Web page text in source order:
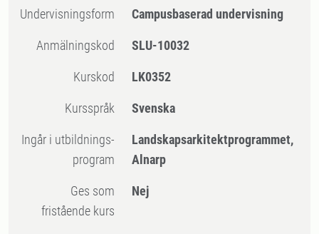
Undervisningsform Campusbaserad undervisning
Anmälningskod SLU-10032
Kurskod LK0352
Kursspråk Svenska
Ingår i utbildnings-
program
Landskapsarkitektprogrammet,
Alnarp
Ges som
fristående kurs
Nej